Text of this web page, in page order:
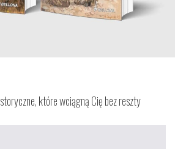
które wciągną Cię bez reszty